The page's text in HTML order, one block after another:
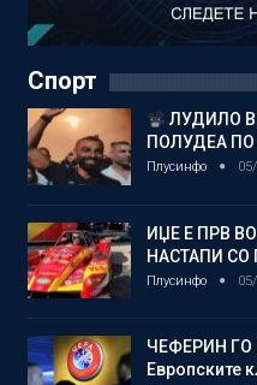
Спорт
ЛУДИЛО
ПОЛУДЕА ПО
Плусинфо
ИЏЕ Е ПРВ
НАСТАПИ СО
Плусинфо
ЧЕФЕРИН
Европските